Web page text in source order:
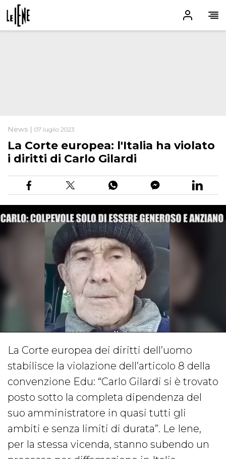
News | 07 luglio 2023
La Corte europea: l'Italia ha violato
i diritti di Carlo Gilardi
La Corte europea dei diritti dell’uomo
stabilisce la violazione dell’articolo 8 della
convenzione Edu: “Carlo Gilardi si è trovato
posto sotto la completa dipendenza del
suo amministratore in quasi tutti gli
ambiti e senza limiti di durata”. Le Iene,
per la stessa vicenda, stanno subendo un